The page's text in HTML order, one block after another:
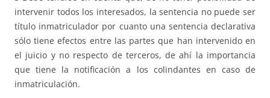
intervenir todos los interesados, la sentencia no puede ser
título inmatriculador por cuanto una sentencia declarativa
sólo tiene efectos entre las partes que han intervenido en
el juicio y no respecto de terceros, de ahí la importancia
que tiene la notificación a los colindantes en caso de
inmatriculación.